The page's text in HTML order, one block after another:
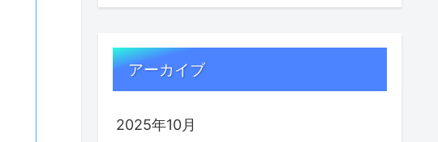
アーカイブ
2025年10月